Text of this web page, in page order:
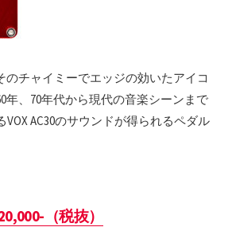
のチャイミーでエッジの効いたアイコ
年、70年代から現代の音楽シーンまで
AC30のサウンドが得られるペダル
（税抜）